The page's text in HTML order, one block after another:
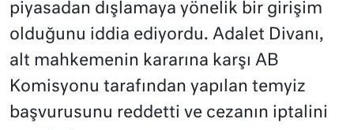
piyasadan dışlamaya yönelik bir girişim
olduğunu iddia ediyordu. Adalet Divanı,
alt mahkemenin kararına karşı AB
Komisyonu tarafından yapılan temyiz
başvurusunu reddetti ve cezanın iptalini